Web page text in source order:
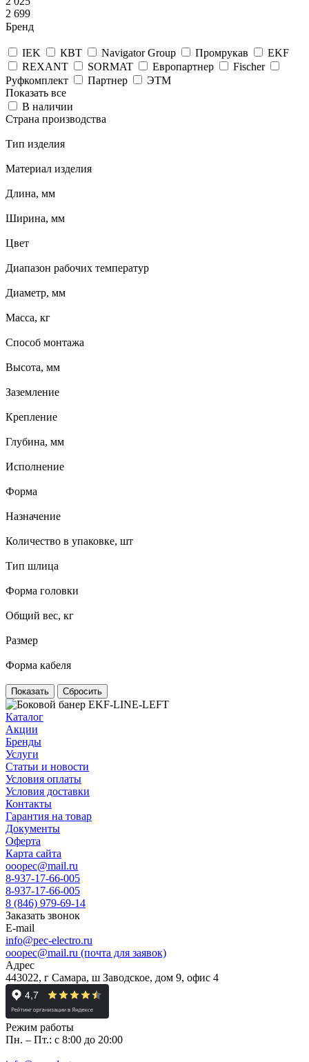
2 699
Бренд
IEK КВТ Navigator Group Промрукав
EKF
REXANT
SORMAT Европартнер
Fischer
Руфкомплект
Партнер
ЭТМ
Показать все
В наличии
Страна производства
Тип изделия
Материал изделия
Длина, мм
Ширина, мм
Цвет
Диапазон рабочих температур
Диаметр, мм
Масса, кг
Способ монтажа
Высота, мм
Заземление
Крепление
Глубина, мм
Исполнение
Форма
Назначение
Количество в упаковке, шт
Тип шлица
Форма головки
Общий вес, кг
Размер
Форма кабеля
Сбросить
Каталог
Акции
Бренды
Услуги
Статьи и новости
Условия оплаты
Условия доставки
Контакты
Гарантия на товар
Документы
Оферта
Карта сайта
ooopec@mail.ru
8-937-17-66-005
8-937-17-66-005
8 (846) 979-69-14
Заказать звонок
E-mail
info@pec-electro.ru
ooopec@mail.ru (почта для заявок)
Адрес
443022, г Самара, ш Заводское, дом 9, офис 4
Режим работы
Пн. – Пт.: с 8:00 до 20:00